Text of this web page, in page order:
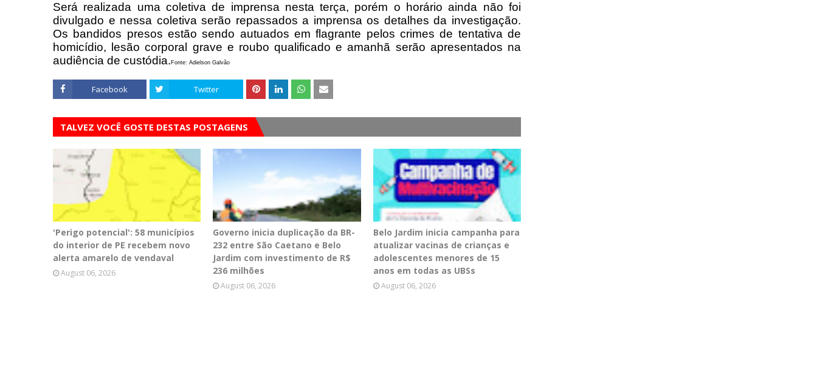
Será realizada uma coletiva de imprensa nesta terça, porém o horário ainda não foi
divulgado e nessa coletiva serão repassados a imprensa os detalhes da investigação.
Os bandidos presos estão sendo autuados em flagrante pelos crimes de tentativa de
homicídio, lesão corporal grave e roubo qualificado e amanhã serão apresentados na
audiência de custódia. Fonte: Adielson Galvão
Facebook Twitter
TALVEZ VOCÊ GOSTE DESTAS POSTAGENS
'Perigo potencial': 58 municípios
do interior de PE recebem novo
alerta amarelo de vendaval
August 06, 2026
Governo inicia duplicação da BR-
232 entre São Caetano e Belo
Jardim com investimento de R$
236 milhões
August 06, 2026
Belo Jardim inicia campanha para
atualizar vacinas de crianças e
adolescentes menores de 15
anos em todas as UBSs
August 06, 2026